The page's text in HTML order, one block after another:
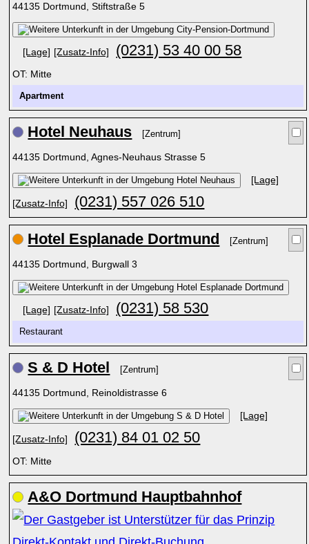
44135 Dortmund, Stiftstraße 5
[Lage] [Zusatz-Info] (0231) 53 40 00 58
OT: Mitte
Apartment
Hotel Neuhaus [Zentrum]
44135 Dortmund, Agnes-Neuhaus Strasse 5
[Lage]
[Zusatz-Info] (0231) 557 026 510
Hotel Esplanade Dortmund [Zentrum]
44135 Dortmund, Burgwall 3
[Lage] [Zusatz-Info] (0231) 58 530
Restaurant
S & D Hotel [Zentrum]
44135 Dortmund, Reinoldistrasse 6
[Lage]
[Zusatz-Info] (0231) 84 01 02 50
OT: Mitte
A&O Dortmund Hauptbahnhof